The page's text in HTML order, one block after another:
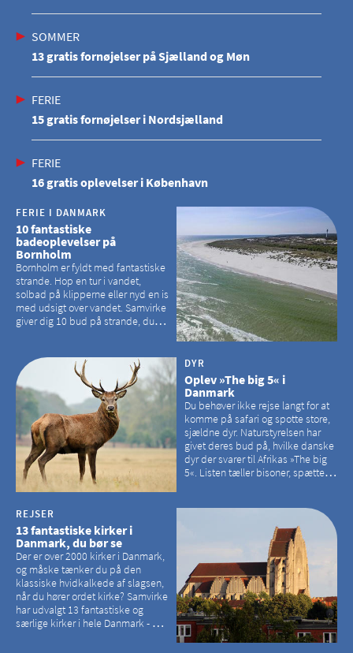
SOMMER
13 gratis fornøjelser på Sjælland og Møn
FERIE
15 gratis fornøjelser i Nordsjælland
FERIE
16 gratis oplevelser i København
FERIE I DANMARK
10 fantastiske
badeoplevelser på
Bornholm
Bornholm er fyldt med fantastiske
strande. Hop en tur i vandet,
solbad på klipperne eller nyd en is
med udsigt over vandet. Samvirke
giver dig 10 bud på strande, du
DYR
Oplev »The big 5« i
Danmark
Du behøver ikke rejse langt for at
komme på safari og spotte store,
sjældne dyr. Naturstyrelsen har
givet deres bud på, hvilke danske
dyr der svarer til Afrikas »The big
5«. Listen tæller bisoner, spættede
REJSER
13 fantastiske kirker i
Danmark, du bør se
Der er over 2000 kirker i Danmark,
og måske tænker du på den
klassiske hvidkalkede af slagsen,
når du hører ordet kirke? Samvirke
har udvalgt 13 fantastiske og
særlige kirker i hele Danmark - og